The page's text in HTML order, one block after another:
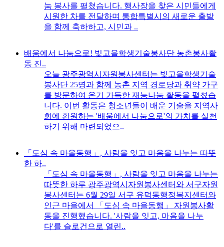
눔 봉사를 펼쳤습니다. 행사장을 찾은 시민들에게
시원한 차를 전달하며 통합특별시의 새로운 출발
을 함께 축하하고, 시민과 ..
배움에서 나눔으로! 빛고을학생기술봉사단 농촌봉사활
동 진..
오늘 광주광역시자원봉사센터는 빛고을학생기술
봉사단 25명과 함께 농촌 지역 경로당과 취약 가구
를 방문하여 온기 가득한 재능나눔 활동을 펼쳤습
니다. 이번 활동은 청소년들이 배운 기술을 지역사
회에 환원하는 '배움에서 나눔으로'의 가치를 실천
하기 위해 마련되었으..
「도심 속 마을동행」, 사람을 잇고 마음을 나누는 따뜻
한 하..
「도심 속 마을동행」, 사람을 잇고 마음을 나누는
따뜻한 하루 광주광역시자원봉사센터와 서구자원
봉사센터는 6월 29일 서구 유덕동행정복지센터와
인근 마을에서 「도심 속 마을동행」 자원봉사활
동을 진행했습니다. '사람을 잇고, 마음을 나누
다'를 슬로건으로 열린..